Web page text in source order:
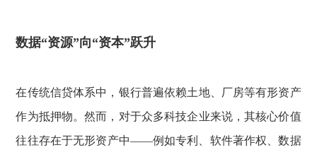
数据“资源”向“资本”跃升
在传统信贷体系中，银行普遍依赖土地、厂房等有形资产
作为抵押物。然而，对于众多科技企业来说，其核心价值
往往存在于无形资产中——例如专利、软件著作权、数据